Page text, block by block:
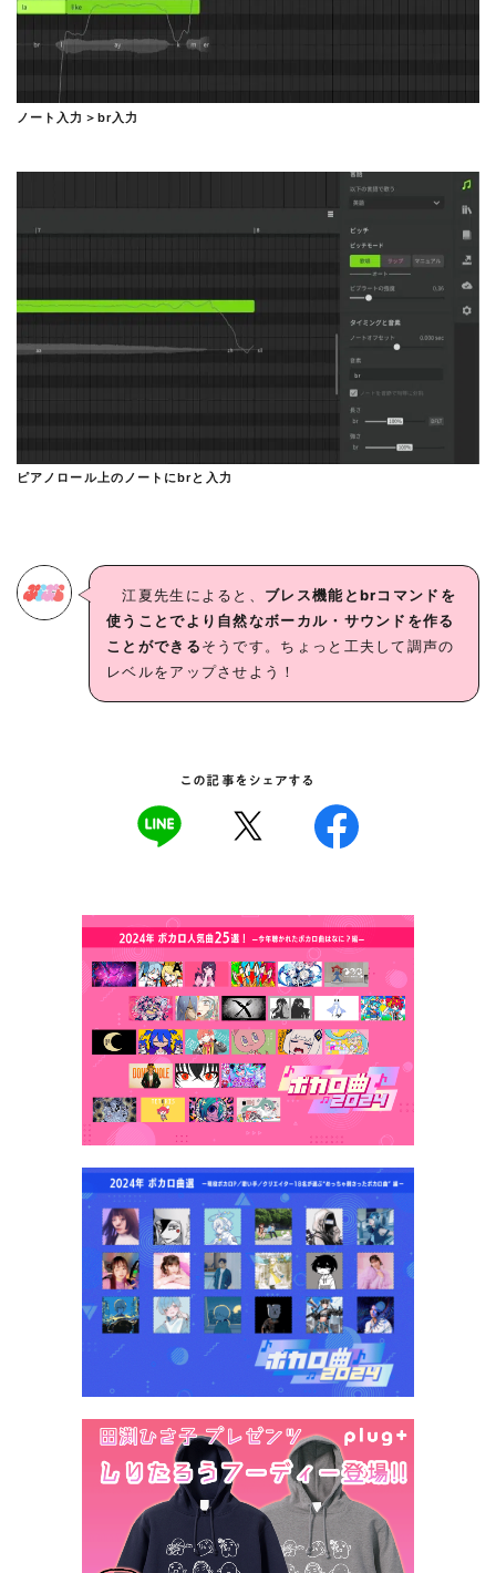
ノート入力＞br入力
ピアノロール上のノートにbrと入力
江夏先生によると、 ブレス機能とbrコマンドを
使うことでより自然なボーカル・サウンドを作る
ことができるそうです。ちょっと工夫して調声の
レベルをアップさせよう！
この記事をシェアする